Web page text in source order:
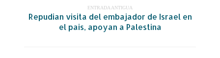
ENTRADA ANTIGUA
Repudian visita del embajador de Israel en
el pais, apoyan a Palestina